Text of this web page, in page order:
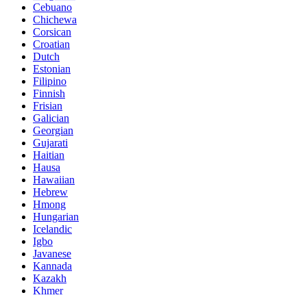
Cebuano
Chichewa
Corsican
Croatian
Dutch
Estonian
Filipino
Finnish
Frisian
Galician
Georgian
Gujarati
Haitian
Hausa
Hawaiian
Hebrew
Hmong
Hungarian
Icelandic
Igbo
Javanese
Kannada
Kazakh
Khmer